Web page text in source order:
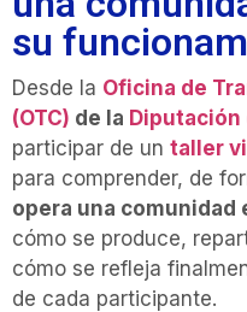
su
Desde la Oficina de
(OTC) de la Diputación
participar de un taller
para comprender, de
opera una comunidad
cómo se produce,
cómo se refleja
de cada participante.